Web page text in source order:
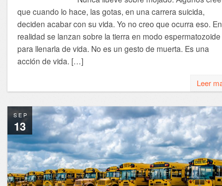
que cuando lo hace, las gotas, en una carrera suicida,
deciden acabar con su vida. Yo no creo que ocurra eso. En
realidad se lanzan sobre la tierra en modo espermatozoide
para llenarla de vida. No es un gesto de muerta. Es una
acción de vida. […]
Leer
SEP
13